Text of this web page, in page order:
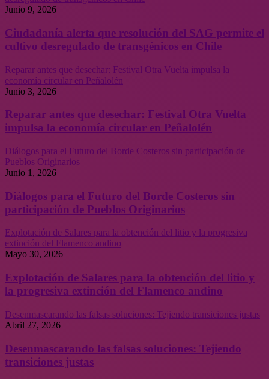
Junio 9, 2026
Ciudadanía alerta que resolución del SAG permite el
cultivo desregulado de transgénicos en Chile
Reparar antes que desechar: Festival Otra Vuelta impulsa la
economía circular en Peñalolén
Junio 3, 2026
Reparar antes que desechar: Festival Otra Vuelta
impulsa la economía circular en Peñalolén
Diálogos para el Futuro del Borde Costeros sin participación de
Pueblos Originarios
Junio 1, 2026
Diálogos para el Futuro del Borde Costeros sin
participación de Pueblos Originarios
Explotación de Salares para la obtención del litio y la progresiva
extinción del Flamenco andino
Mayo 30, 2026
Explotación de Salares para la obtención del litio y
la progresiva extinción del Flamenco andino
Desenmascarando las falsas soluciones: Tejiendo transiciones justas
Abril 27, 2026
Desenmascarando las falsas soluciones: Tejiendo
transiciones justas